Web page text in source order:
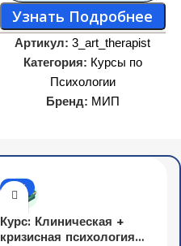
Узнать Подробнее
Артикул:3_art_therapist
Категория: Курсы по
Психологии
Бренд: МИП
-11%
Курс: Клиническая +
кризисная психология